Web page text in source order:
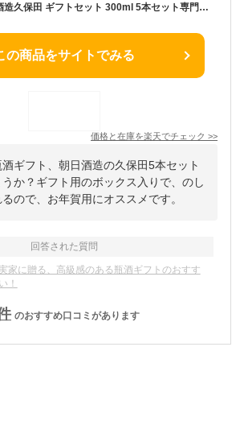
【送料無料】朝日酒造久保田 ギフトセット 300ml 5本セット専門箱入り＜日本酒ギフト＞※沖縄県は送料無料対象外2022お歳暮 2022お年賀 久保田 萬寿 [T.7534.10.SE]
の商品をサイトでみる
価格と在庫を楽天でチェック >>
ギフト、朝日酒造の久保田5本セット
か？ギフト用のボックス入りで、のし
ので、お年賀用にオススメです。
回答された質問
家に贈る、高級感のある瓶酒ギフトのおすす
！
のおすすめ口コミがあります